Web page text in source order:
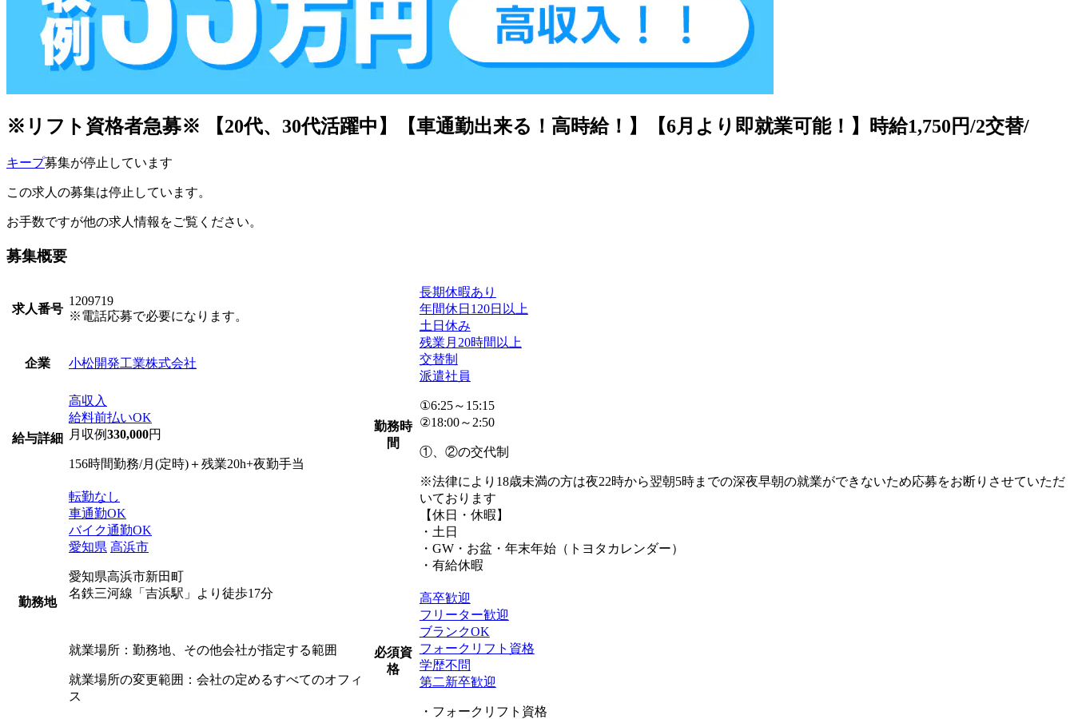
※リフト資格者急募※ 【20代、30代活躍中】【車通勤出来る！高時給！】【6月より即就業可能！】時給1,750円/2交替/
キープ募集が停止しています
この求人の募集は停止しています。
お手数ですが他の求人情報をご覧ください。
募集概要
求人番号
1209719
※電話応募で必要になります。
企業 小松開発工業株式会社
給与詳細
高収入
給料前払いOK
月収例330,000円
156時間勤務/月(定時)＋残業20h+夜勤手当
勤務地
転勤なし
車通勤OK
バイク通勤OK
愛知県 高浜市
愛知県高浜市新田町
名鉄三河線「吉浜駅」より徒歩17分
就業場所：勤務地、その他会社が指定する範囲
就業場所の変更範囲：会社の定めるすべてのオフィ
ス
勤務時
間
長期休暇あり
年間休日120日以上
土日休み
残業月20時間以上
交替制
派遣社員
①6:25～15:15
②18:00～2:50
①、②の交代制
※法律により18歳未満の方は夜22時から翌朝5時までの深夜早朝の就業ができないため応募をお断りさせていただ
いております
【休日・休暇】
・土日
・GW・お盆・年末年始（トヨタカレンダー）
・有給休暇
必須資
格
高卒歓迎
フリーター歓迎
ブランクOK
フォークリフト資格
学歴不問
第二新卒歓迎
・フォークリフト資格